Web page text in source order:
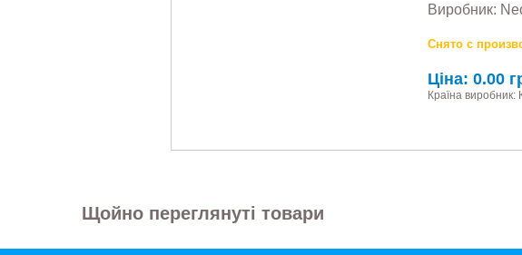
Виробник:
Снято с
Ціна: 0.00
Країна виробник:
Щойно переглянуті товари